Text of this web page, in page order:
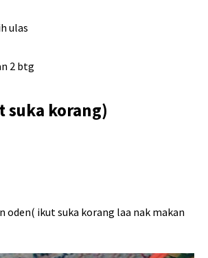
ulas
2 btg
suka korang)
oden( ikut suka korang laa nak makan